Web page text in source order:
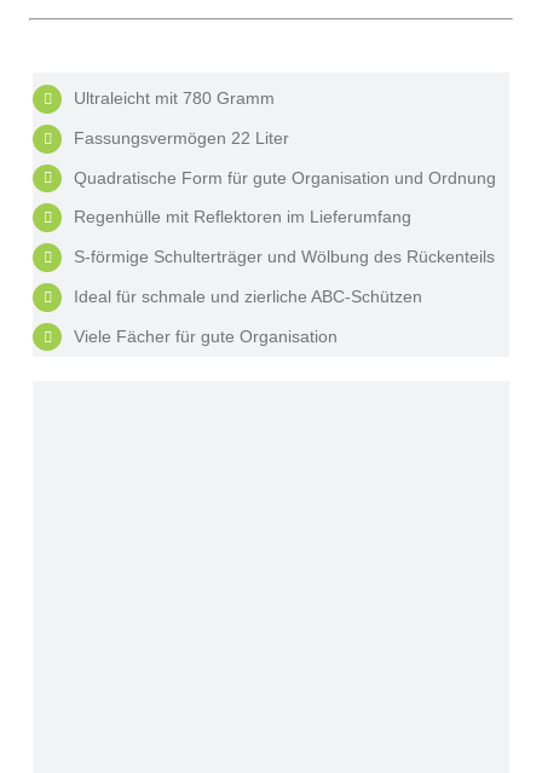
Ultraleicht mit 780 Gramm
Fassungsvermögen 22 Liter
Quadratische Form für gute Organisation und Ordnung
Regenhülle mit Reflektoren im Lieferumfang
S-förmige Schulterträger und Wölbung des Rückenteils
Ideal für schmale und zierliche ABC-Schützen
Viele Fächer für gute Organisation